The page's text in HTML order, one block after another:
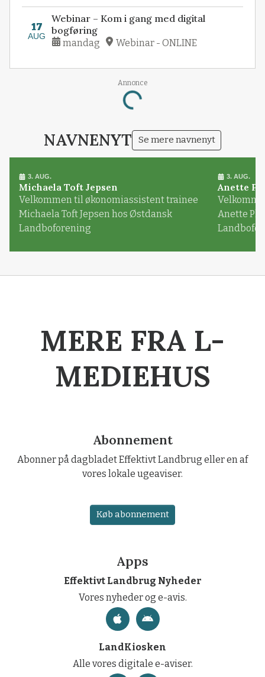
17
AUG
Webinar – Kom i gang med digital
bogføring
mandag Webinar - ONLINE
Annonce
Loading...
NAVNENYT Se mere navnenyt
3. AUG.
Michaela Toft Jepsen
Velkommen til økonomiassistent trainee
Michaela Toft Jepsen hos Østdansk
Landboforening
3. AUG.
Anette
Anette
MERE FRA L-
MEDIEHUS
Abonnement
Abonner på dagbladet Effektivt Landbrug eller en af
vores lokale ugeaviser.
Køb abonnement
Apps
Effektivt Landbrug Nyheder
Vores nyheder og e-avis.
LandKiosken
Alle vores digitale e-aviser.